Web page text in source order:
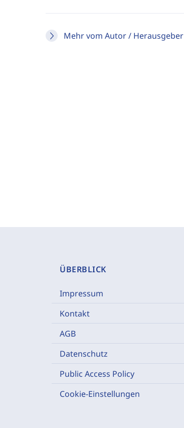
Mehr vom Autor / Herausgeber
ÜBERBLICK
Impressum
Kontakt
AGB
Datenschutz
Public Access Policy
Cookie-Einstellungen